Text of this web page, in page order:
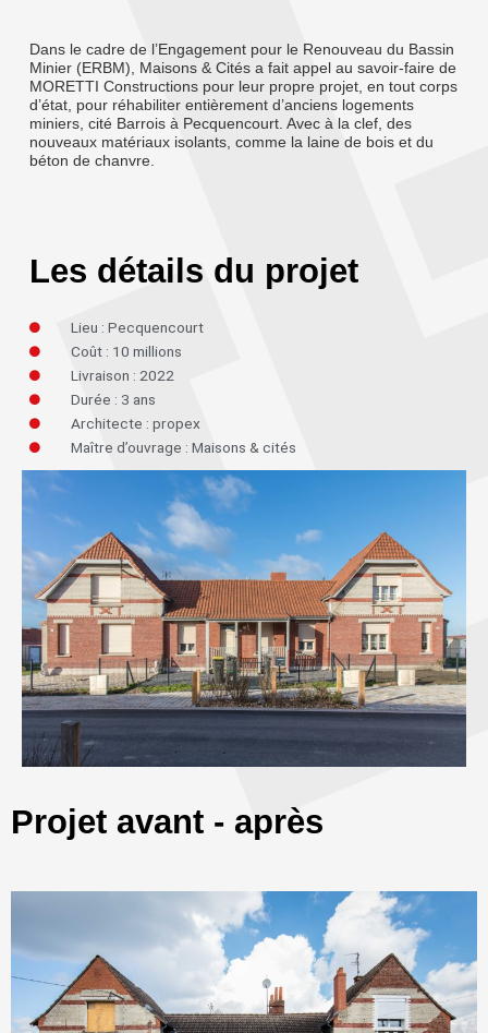
Dans le cadre de l’Engagement pour le Renouveau du Bassin
Minier (ERBM), Maisons & Cités a fait appel au savoir-faire de
MORETTI Constructions pour leur propre projet, en tout corps
d’état, pour réhabiliter entièrement d’anciens logements
miniers, cité Barrois à Pecquencourt. Avec à la clef, des
nouveaux matériaux isolants, comme la laine de bois et du
béton de chanvre.
Les détails du projet
Lieu : Pecquencourt
Coût : 10 millions
Livraison : 2022
Durée : 3 ans
Architecte : propex
Maître d’ouvrage : Maisons & cités
Projet avant - après